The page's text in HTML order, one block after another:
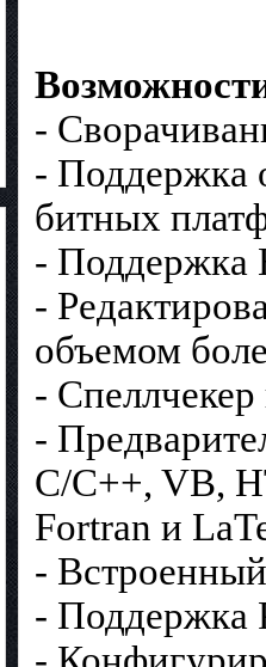
-
- Поддержка
битных
- Поддержка
-
объемом
-
-
C/C++, VB,
Fortran и
-
- Поддержка